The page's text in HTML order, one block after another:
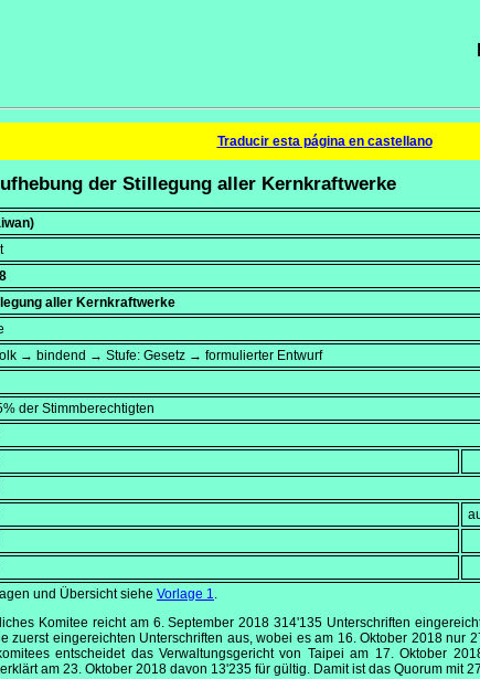
Traducir esta página en castellano
der Stillegung aller Kernkraftwerke
aller Kernkraftwerke
→ bindend → Stufe: Gesetz → formulierter Entwurf
der Stimmberechtigten
und Übersicht siehe Vorlage 1.
Komitee reicht am 6. September 2018 314'135 Unterschriften
zuerst eingereichten Unterschriften aus, wobei es am 16. Oktober 2018nur
entscheidet das Verwaltungsgericht von Taipei am 17. Oktober
am 23. Oktober 2018 davon 13'235 für gültig. Damit ist das Quorum mit